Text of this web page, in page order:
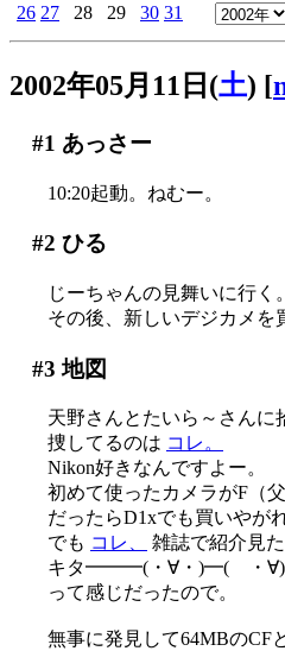
26 27 28 29 30 31
2002年05月11日(土) [
#1 あっさー
10:20起動。ねむー。
#2 ひる
じーちゃんの見舞いに行く。
その後、新しいデジカメを
#3 地図
天野さんとたいら～さんに
捜してるのは コレ。
Nikon好きなんですよー。
初めて使ったカメラがF（
だったらD1xでも買いやが
でも コレ、
雑誌で紹介見
キタ━━━(・∀・)━(
って感じだったので。
無事に発見して64MBのCF